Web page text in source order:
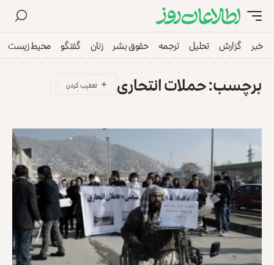
خبر گزارش تحلیل ترجمه حقوق بشر زنان گفتگو محیط زیست
برچسب:حملات انتحاری